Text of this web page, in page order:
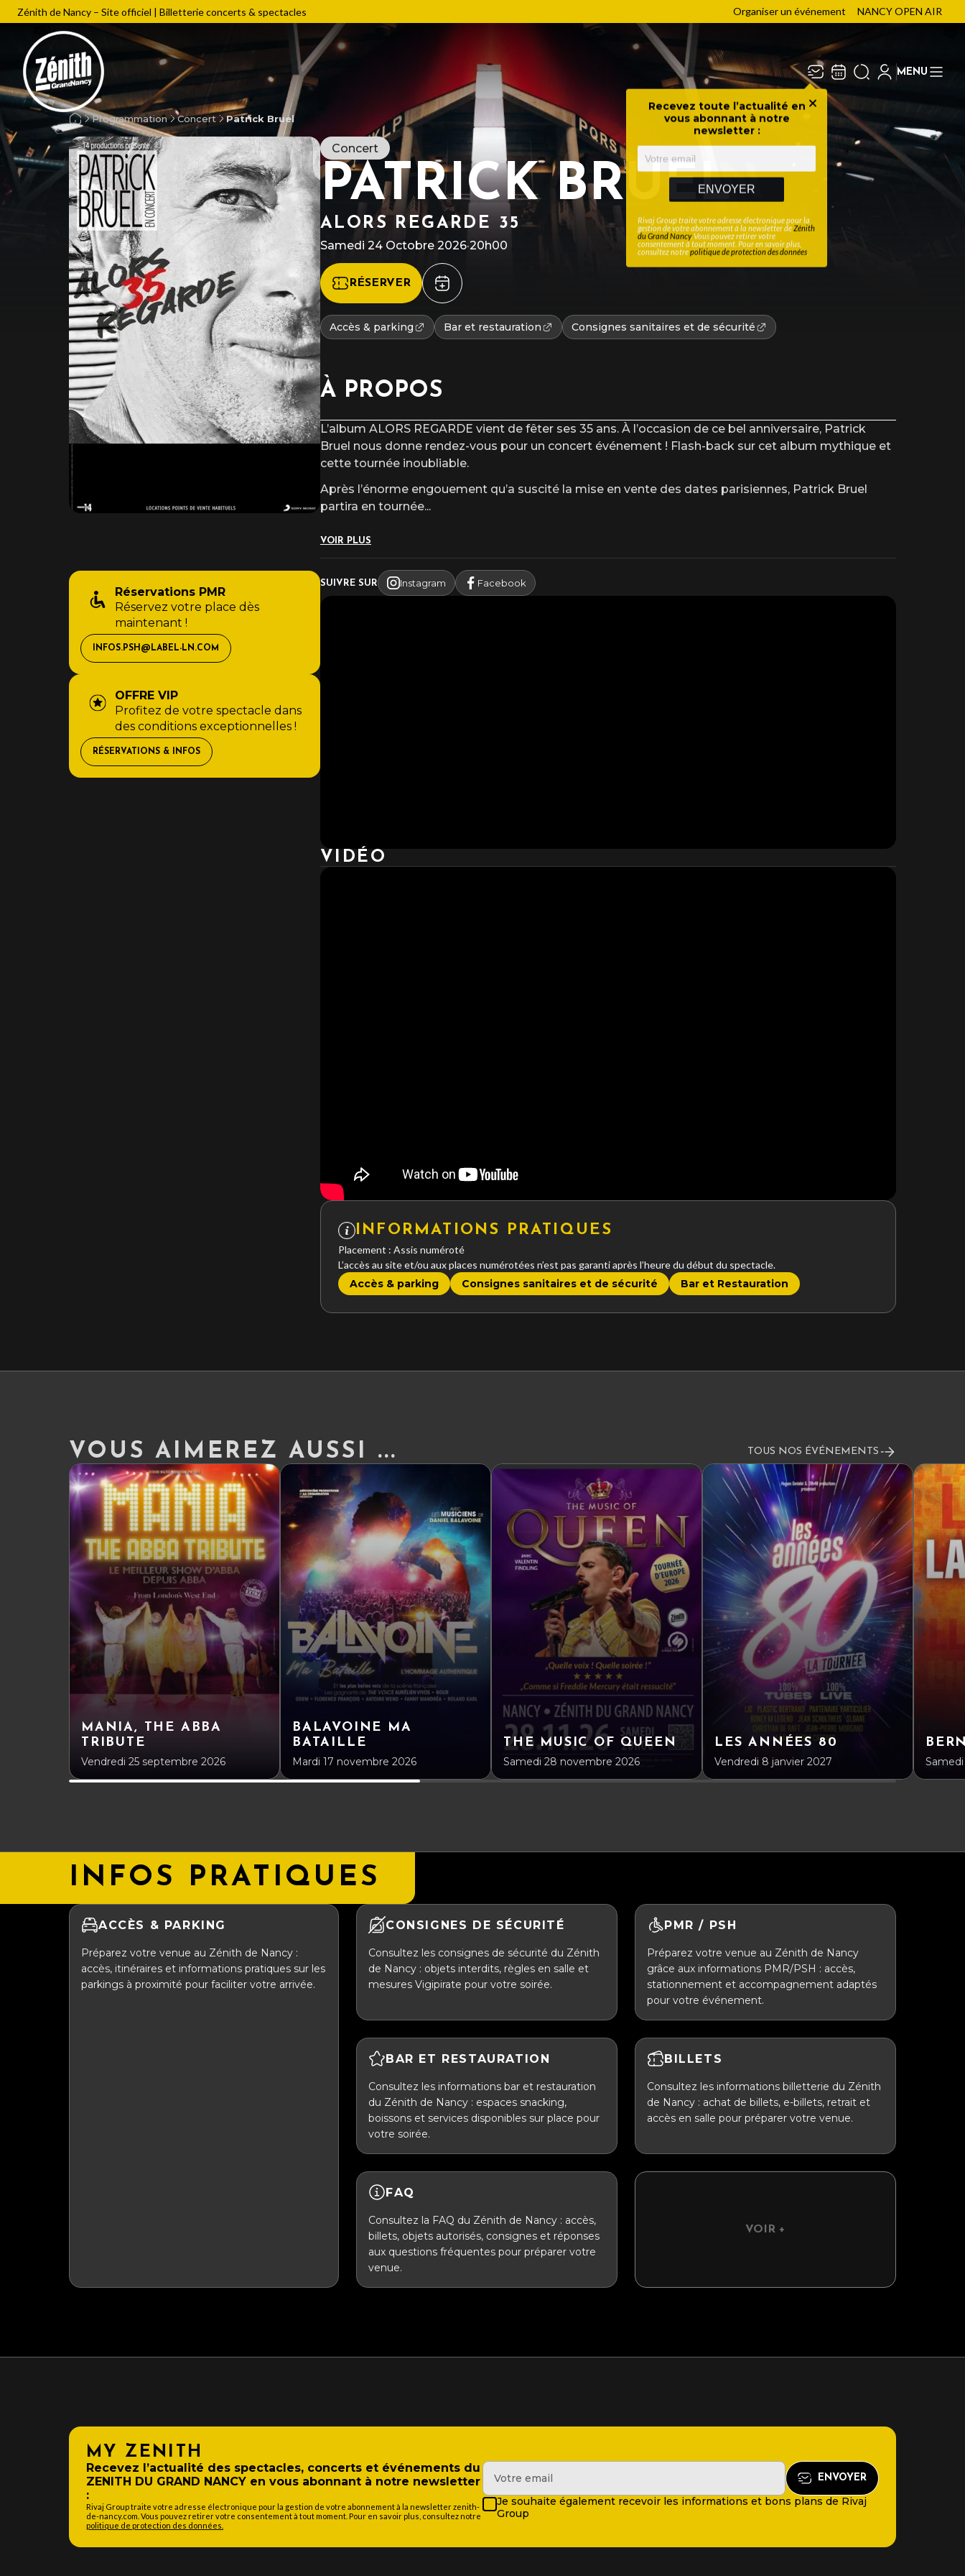
Zénith de Nancy – Site officiel | Billetterie concerts & spectacles Organiser un événement NANCY OPEN AIR
Fermer
Recevez toute l’actualité en
vous abonnant à notre
newsletter :
ENVOYER
Rivaj Group traite votre adresse électronique pour la
gestion de votre abonnement à la newsletter de Zénith
du Grand Nancy. Vous pouvez retirer votre
consentement à tout moment. Pour en savoir plus,
consultez notrepolitique de protection des données
MENU
Programmation Concert Patrick Bruel
Réservations PMR
Réservez votre place dès
maintenant !
INFOS.PSH@LABEL-LN.COM
OFFRE VIP
Profitez de votre spectacle dans
des conditions exceptionnelles !
RÉSERVATIONS & INFOS
Concert
PATRICK BRUEL
ALORS REGARDE 35
Samedi 24 Octobre 2026·20h00
RÉSERVER
Accès & parking Bar et restauration Consignes sanitaires et de sécurité
À PROPOS
L’album ALORS REGARDE vient de fêter ses 35 ans. À l’occasion de ce bel anniversaire, Patrick
Bruel nous donne rendez-vous pour un concert événement ! Flash-back sur cet album mythique et
cette tournée inoubliable.
Après l’énorme engouement qu’a suscité la mise en vente des dates parisiennes, Patrick Bruel
partira en tournée...
VOIR PLUS
SUIVRE SUR Instagram Facebook
VIDÉO
INFORMATIONS PRATIQUES
Placement : Assis numéroté
L’accès au site et/ou aux places numérotées n’est pas garanti après l’heure du début du spectacle.
Accès & parking Consignes sanitaires et de sécurité Bar et Restauration
VOUS AIMEREZ AUSSI ... TOUS NOS ÉVÉNEMENTS
MANIA, THE ABBA
TRIBUTE
Vendredi 25 septembre 2026
BALAVOINE MA
BATAILLE
Mardi 17 novembre 2026
THE MUSIC OF QUEEN
Samedi 28 novembre 2026
LES ANNÉES 80
Vendredi 8 janvier 2027
INFOS PRATIQUES
ACCÈS & PARKING
Préparez votre venue au Zénith de Nancy :
accès, itinéraires et informations pratiques sur les
parkings à proximité pour faciliter votre arrivée.
CONSIGNES DE SÉCURITÉ
Consultez les consignes de sécurité du Zénith
de Nancy : objets interdits, règles en salle et
mesures Vigipirate pour votre soirée.
PMR / PSH
Préparez votre venue au Zénith de Nancy
grâce aux informations PMR/PSH : accès,
stationnement et accompagnement adaptés
pour votre événement.
BAR ET RESTAURATION
Consultez les informations bar et restauration
du Zénith de Nancy : espaces snacking,
boissons et services disponibles sur place pour
votre soirée.
BILLETS
Consultez les informations billetterie du Zénith
de Nancy : achat de billets, e-billets, retrait et
accès en salle pour préparer votre venue.
FAQ
Consultez la FAQ du Zénith de Nancy : accès,
billets, objets autorisés, consignes et réponses
aux questions fréquentes pour préparer votre
venue.
VOIR +
MY ZENITH
Recevez l’actualité des spectacles, concerts et événements du
ZENITH DU GRAND NANCY en vous abonnant à notre newsletter
:
Rivaj Group traite votre adresse électronique pour la gestion de votre abonnement à la newsletter zenith-
de-nancy.com. Vous pouvez retirer votre consentement à tout moment. Pour en savoir plus, consultez notre
politique de protection des données.
Je souhaite également recevoir les informations et bons plans de Rivaj
Group